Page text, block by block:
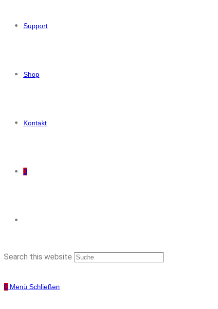
Support
Shop
Kontakt
0
Search this website
0 Menü Schließen